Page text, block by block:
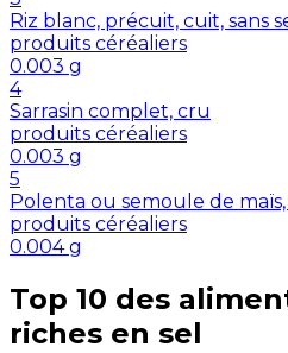
Riz blanc, précuit, cuit, sans
produits céréaliers
0.003 g
4
Sarrasin complet, cru
produits céréaliers
0.003 g
5
Polenta ou semoule de
produits céréaliers
0.004 g
Top 10 des
riches en sel